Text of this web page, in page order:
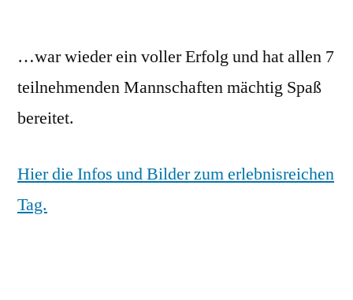
…war wieder ein voller Erfolg und hat allen 7
teilnehmenden Mannschaften mächtig Spaß
bereitet.
Hier die Infos und Bilder zum erlebnisreichen
Tag.